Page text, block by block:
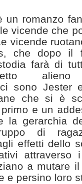
un romanzo
vicende che
vicende
che dopo il
farà di
ci sono Jester
che si è
e un
la gerarchia
di
effetti dello
attraverso
a mutare
e persino loro